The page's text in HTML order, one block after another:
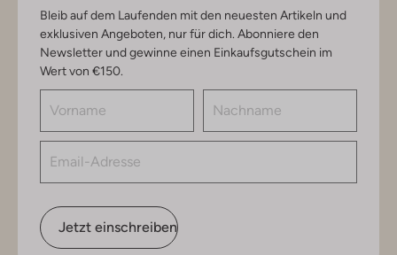
Bleib auf dem Laufenden mit den neuesten Artikeln und
exklusiven Angeboten, nur für dich. Abonniere den
Newsletter und gewinne einen Einkaufsgutschein im
Wert von €150.
Jetzt einschreiben